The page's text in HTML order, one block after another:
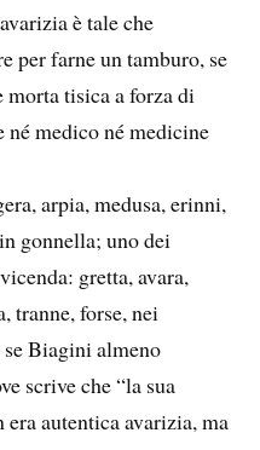
è tale che
per farne un tamburo, se
morta tisica a forza di
né medico né medicine
arpia, medusa, erinni,
gonnella; uno dei
gretta, avara,
tranne, forse, nei
Biagini almeno
scrive che “la sua
autentica avarizia, ma